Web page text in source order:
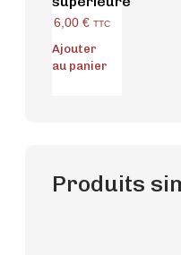
6,00 € TTC
Ajouter
au panier
Produits